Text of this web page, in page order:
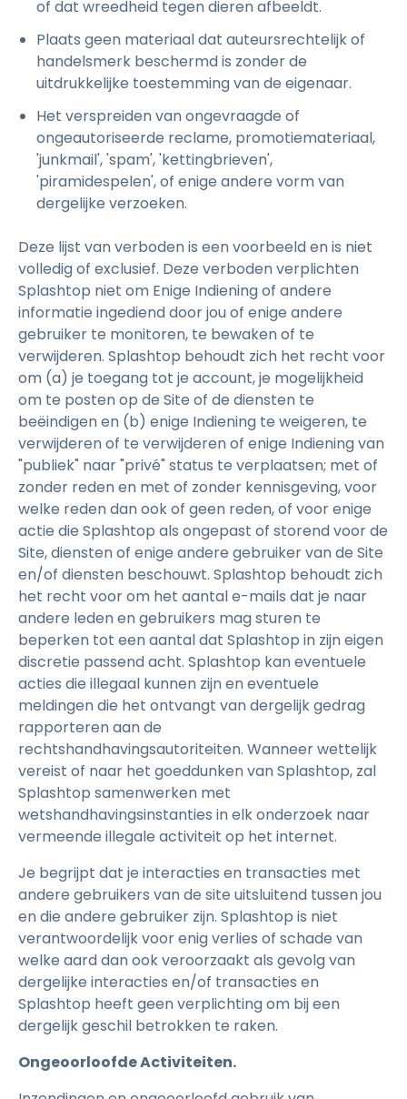
of dat wreedheid tegen dieren afbeeldt.
Plaats geen materiaal dat auteursrechtelijk of
handelsmerk beschermd is zonder de
uitdrukkelijke toestemming van de eigenaar.
Het verspreiden van ongevraagde of
ongeautoriseerde reclame, promotiemateriaal,
'junkmail', 'spam', 'kettingbrieven',
'piramidespelen', of enige andere vorm van
dergelijke verzoeken.
Deze lijst van verboden is een voorbeeld en is niet
volledig of exclusief. Deze verboden verplichten
Splashtop niet om Enige Indiening of andere
informatie ingediend door jou of enige andere
gebruiker te monitoren, te bewaken of te
verwijderen. Splashtop behoudt zich het recht voor
om (a) je toegang tot je account, je mogelijkheid
om te posten op de Site of de diensten te
beëindigen en (b) enige Indiening te weigeren, te
verwijderen of te verwijderen of enige Indiening van
"publiek" naar "privé" status te verplaatsen; met of
zonder reden en met of zonder kennisgeving, voor
welke reden dan ook of geen reden, of voor enige
actie die Splashtop als ongepast of storend voor de
Site, diensten of enige andere gebruiker van de Site
en/of diensten beschouwt. Splashtop behoudt zich
het recht voor om het aantal e-mails dat je naar
andere leden en gebruikers mag sturen te
beperken tot een aantal dat Splashtop in zijn eigen
discretie passend acht. Splashtop kan eventuele
acties die illegaal kunnen zijn en eventuele
meldingen die het ontvangt van dergelijk gedrag
rapporteren aan de
rechtshandhavingsautoriteiten. Wanneer wettelijk
vereist of naar het goeddunken van Splashtop, zal
Splashtop samenwerken met
wetshandhavingsinstanties in elk onderzoek naar
vermeende illegale activiteit op het internet.
Je begrijpt dat je interacties en transacties met
andere gebruikers van de site uitsluitend tussen jou
en die andere gebruiker zijn. Splashtop is niet
verantwoordelijk voor enig verlies of schade van
welke aard dan ook veroorzaakt als gevolg van
dergelijke interacties en/of transacties en
Splashtop heeft geen verplichting om bij een
dergelijk geschil betrokken te raken.
Ongeoorloofde Activiteiten.